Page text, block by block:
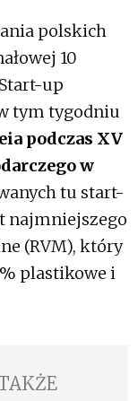
polskich
10
up
tym tygodniu
podczas XV
w
tu start-
najmniejszego
(RVM), który
plastikowe i